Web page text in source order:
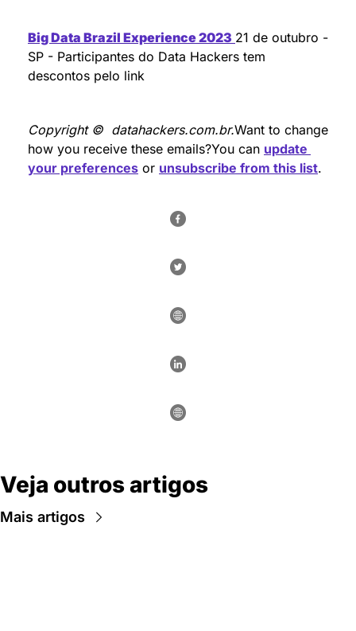
Big Data Brazil Experience 2023 21 de outubro -
SP - Participantes do Data Hackers tem
descontos pelo link
Copyright ©  datahackers.com.br.Want to change
how you receive these emails?You can update
your preferences or unsubscribe from this list.
Veja outros artigos
Mais artigos